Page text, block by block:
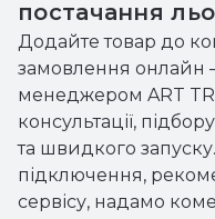
постачання
Додайте товар до
замовлення онлайн
менеджером ART
консультації,
та швидкого
підключення,
сервісу, надамо